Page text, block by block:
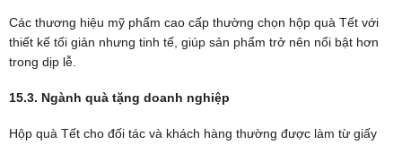
Các thương hiệu mỹ phẩm cao cấp thường chọn hộp quà Tết với
thiết kế tối giản nhưng tinh tế, giúp sản phẩm trở nên nổi bật hơn
trong dịp lễ.
15.3. Ngành quà tặng doanh nghiệp
Hộp quà Tết cho đối tác và khách hàng thường được làm từ giấy